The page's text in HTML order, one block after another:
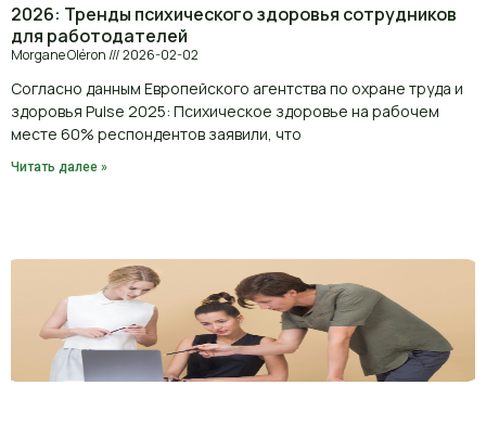
2026: Тренды психического здоровья сотрудников
для работодателей
Morgane Oléron 2026-02-02
Согласно данным Европейского агентства по охране труда и
здоровья Pulse 2025: Психическое здоровье на рабочем
месте 60% респондентов заявили, что
Читать далее »